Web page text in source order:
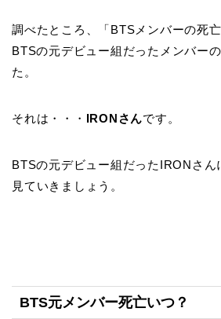
調べたところ、「BTSメンバーの死亡
BTSの元デビュー組だったメンバー
た。
それは・・・ IRONさんです。
BTSの元デビュー組だったIRONさん
見ていきましょう。
BTS元メンバー死亡いつ？